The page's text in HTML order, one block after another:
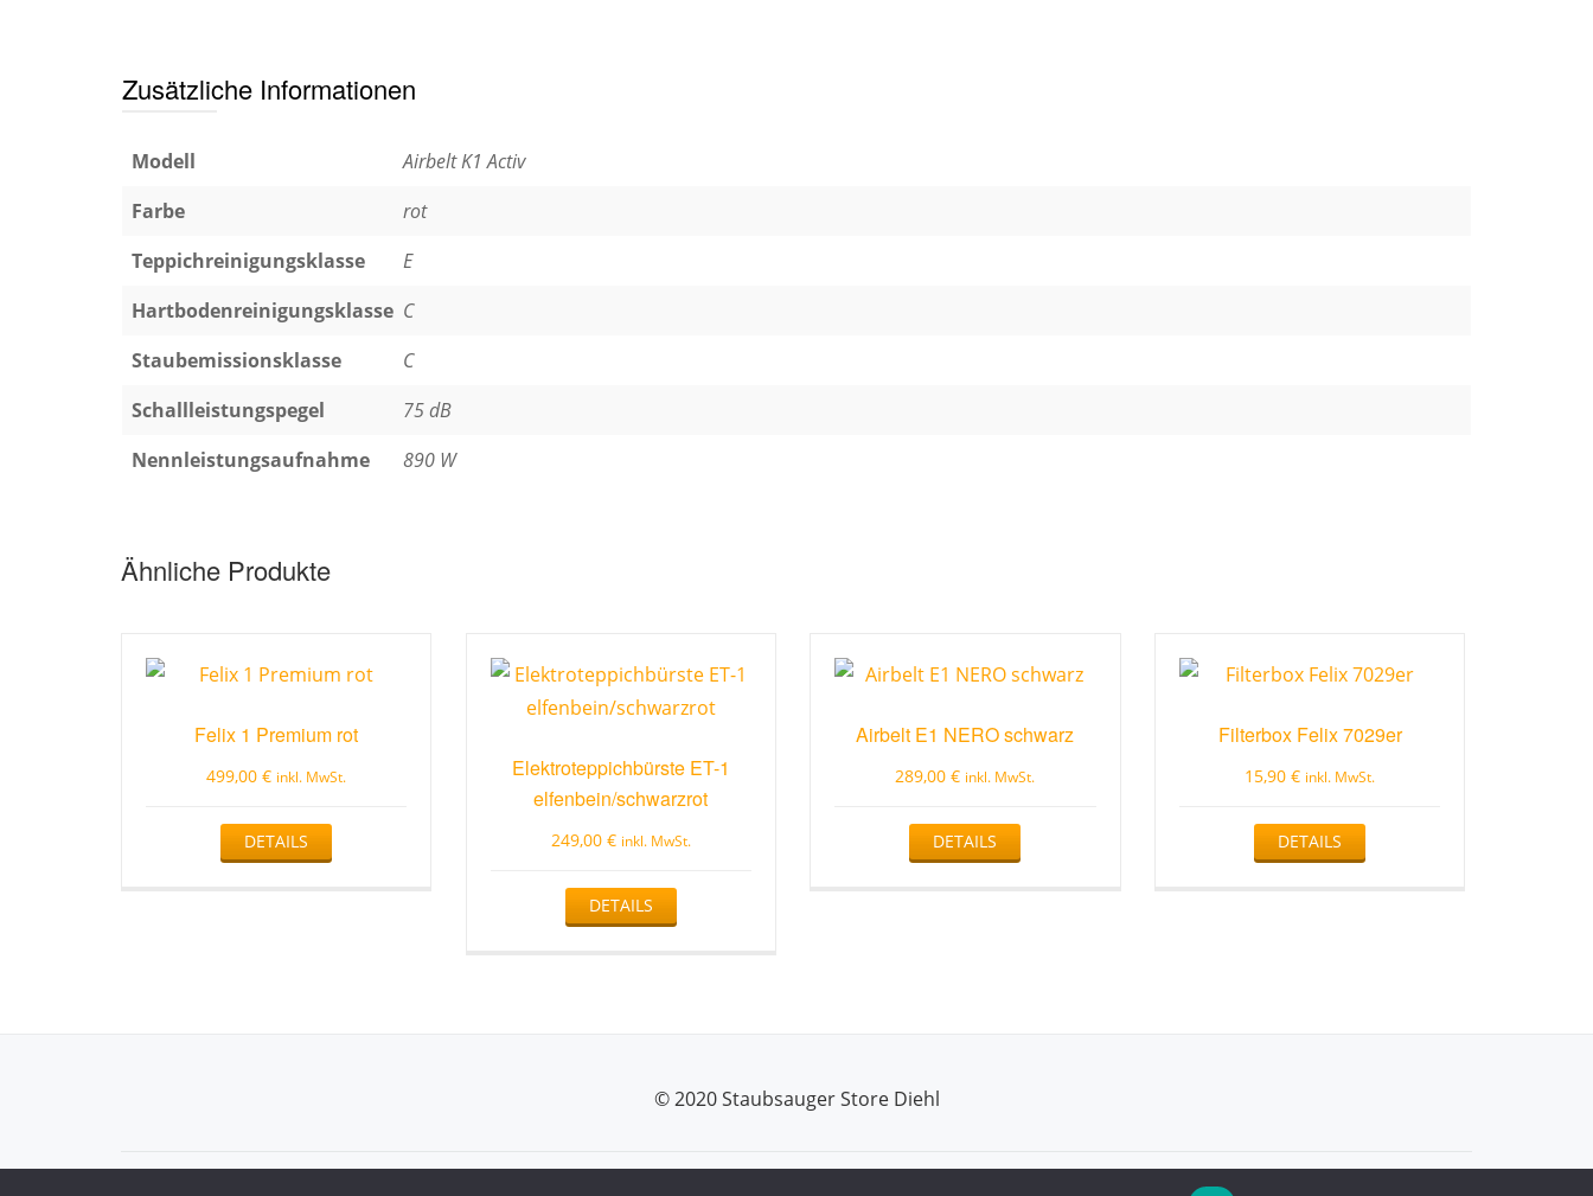
Zusätzliche Informationen
Modell
Airbelt K1 Activ
Farbe
rot
Teppichreinigungsklasse
E
Hartbodenreinigungsklasse C
Staubemissionsklasse
C
Schallleistungspegel
75 dB
Nennleistungsaufnahme
890 W
Ähnliche Produkte
Felix 1 Premium rot
499,00€ inkl. MwSt.
DETAILS
Elektroteppichbürste ET-1
elfenbein/schwarzrot
249,00 € inkl. MwSt.
DETAILS
Airbelt E1 NERO schwarz
289,00€ inkl. MwSt.
DETAILS
Filterbox Felix 7029er
15,90€ inkl. MwSt.
DETAILS
© 2020 Staubsauger Store Diehl
Azera Shoppowered byWordPress